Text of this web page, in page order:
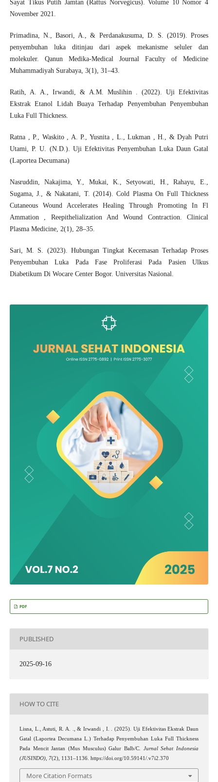
Sayat Tikus Putih Jamtan (Rattus Norvegicus). Volume 10 Nomor 4
November 2021.
Primadina, N., Basori, A., & Perdanakusuma, D. S. (2019). Proses
penyembuhan luka ditinjau dari aspek mekanisme seluler dan
molekuler. Qanun Medika-Medical Journal Faculty of Medicine
Muhammadiyah Surabaya, 3(1), 31–43.
Ratih, A. A., Irwandi, & A.M. Muslihin . (2022). Uji Efektivitas
Ekstrak Etanol Lidah Buaya Terhadap Penyembuhan Penyembuhan
Luka Full Thickness.
Ratna , P., Waskito , A. P., Yusnita , L., Lukman , H., & Dyah Putri
Utami, P. U. (N.D.). Uji Efektivitas Penyembuhan Luka Daun Gatal
(Laportea Decumana)
Nasruddin, Nakajima, Y., Mukai, K., Setyowati, H., Rahayu, E.,
Sugama, J., & Nakatani, T. (2014). Cold Plasma On Full Thickness
Cutaneous Wound Accelerates Healing Through Promoting In Fl
Ammation , Reepithelialization And Wound Contraction. Clinical
Plasma Medicine, 2(1), 28–35.
Sari, M. S. (2023). Hubungan Tingkat Kecemasan Terhadap Proses
Penyembuhan Luka Pada Fase Proliferasi Pada Pasien Ulkus
Diabetikum Di Wocare Center Bogor. Universitas Nasional.
PDF
PUBLISHED
2025-09-16
HOW TO CITE
Lisna, L., Astuti, R. A. ., & Irwandi , I. . (2025). Uji Efektivitas Ekstrak Daun
Gatal (Laportea Decumana L.) Terhadap Penyembuhan Luka Full Thickness
Pada Mencit Jantan (Mus Musculus) Galur Balb/C. Jurnal Sehat Indonesia
(JUSINDO), 7(2), 1131–1136. https://doi.org/10.59141/.v7i2.370
More Citation Formats